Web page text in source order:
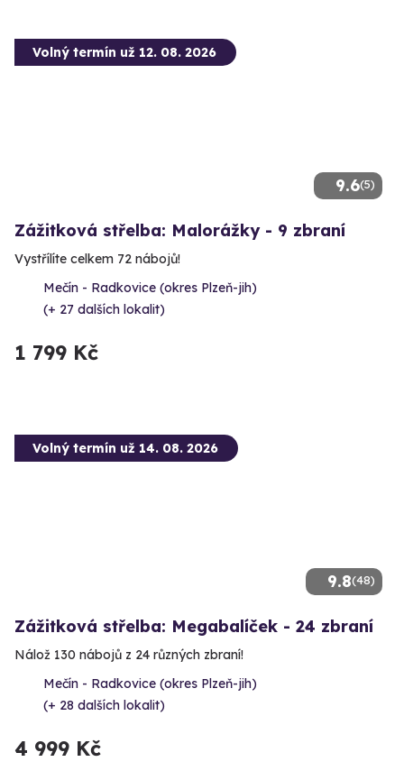
9.6(5)
Volný termín už 12. 08. 2026
Zážitková střelba: Malorážky - 9 zbraní
Vystřílíte celkem 72 nábojů!
Mečín - Radkovice (okres Plzeň-jih)
(+ 27 dalších lokalit)
1 799 Kč
9.8(48)
Volný termín už 14. 08. 2026
Zážitková střelba: Megabalíček - 24 zbraní
Nálož 130 nábojů z 24 různých zbraní!
Mečín - Radkovice (okres Plzeň-jih)
(+ 28 dalších lokalit)
4 999 Kč